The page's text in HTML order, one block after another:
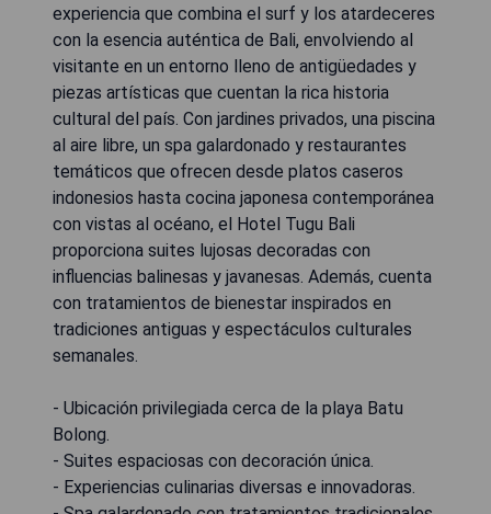
experiencia que combina el surf y los atardeceres
con la esencia auténtica de Bali, envolviendo al
visitante en un entorno lleno de antigüedades y
piezas artísticas que cuentan la rica historia
cultural del país. Con jardines privados, una piscina
al aire libre, un spa galardonado y restaurantes
temáticos que ofrecen desde platos caseros
indonesios hasta cocina japonesa contemporánea
con vistas al océano, el Hotel Tugu Bali
proporciona suites lujosas decoradas con
influencias balinesas y javanesas. Además, cuenta
con tratamientos de bienestar inspirados en
tradiciones antiguas y espectáculos culturales
semanales.
- Ubicación privilegiada cerca de la playa Batu
Bolong.
- Suites espaciosas con decoración única.
- Experiencias culinarias diversas e innovadoras.